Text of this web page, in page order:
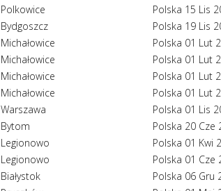
Polkowice Polska 15 Lis
Bydgoszcz Polska 19 Lis
Michałowice Polska 01 Lut
Michałowice Polska 01 Lut
Michałowice Polska 01 Lut
Michałowice Polska 01 Lut
Warszawa Polska 01 Lis
Bytom Polska 20 Cze
Legionowo Polska 01 Kwi
Legionowo Polska 01 Cze
Białystok Polska 06 Gru